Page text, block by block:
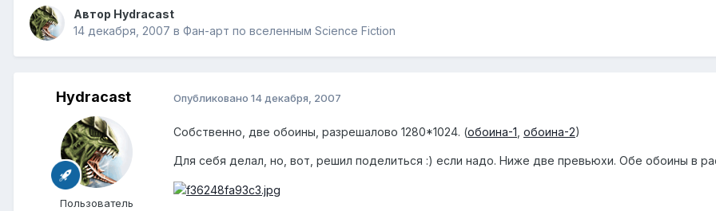
Автор Hydracast
14 декабря, 2007 в Фан-арт по вселенным Science Fiction
Hydracast
Пользователь
Опубликовано 14 декабря, 2007
Собственно, две обоины, разрешалово 1280*1024. (обоина-1 обоина-2)
Для себя делал, но, вот, решил поделиться :) если надо. Ниже две превьюхи. Обе обоины в